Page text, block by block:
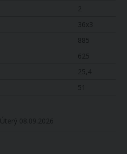
2
36x3
885
625
25,4
51
Úterý 08.09.2026